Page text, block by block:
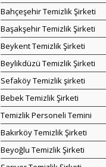
Bahçeşehir Temizlik Şirketi
Başakşehir Temizlik Şirketi
Beykent Temizlik Şirketi
Beylikdüzü Temizlik Şirketi
Sefaköy Temizlik şirketi
Bebek Temizlik Şirketi
Temizlik Personeli Temini
Bakırköy Temizlik Şirketi
Beyoğlu Temizlik Şirketi